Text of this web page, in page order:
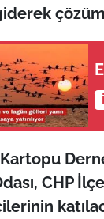
çözüm
Kartopu
CHP